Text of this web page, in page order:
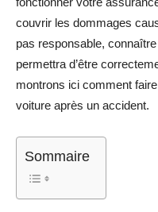
couvrir les dommages
pas responsable,
permettra d’être
montrons ici comment
voiture après un accident.
Sommaire